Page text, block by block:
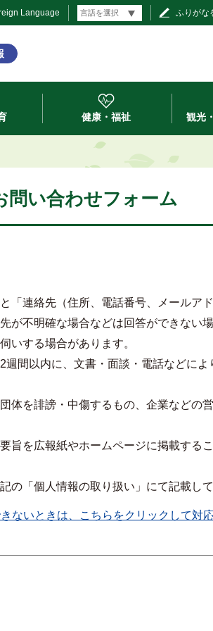
Language ふりがな
健康・福祉 観光
い合わせフォーム
「連絡先（住所、電話番号、メールア
が不明確な場合などは回答ができない
いする場合があります。
間以内に、文書・面談・電話などに
体を誹謗・中傷するもの、企業などの
旨を広報紙やホームページに掲載する
の「個人情報の取り扱い」にて記載し
ないときは、こちらをクリックして対